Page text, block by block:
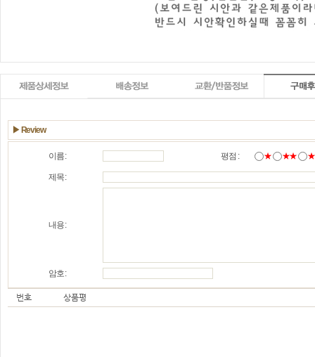
▶ Review
이름 : 평점 : ★ ★★
제목 :
내용 :
암호 :
번호 상품평